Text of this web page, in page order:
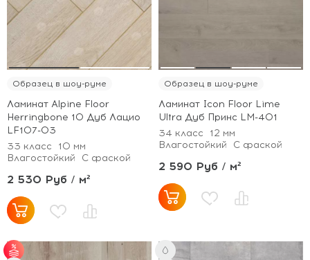
Образец в шоу-руме
Ламинат Alpine Floor
Herringbone 10 Дуб Лацио
LF107-03
33 класс
10 мм
Влагостойкий
С фаской
2 530 Руб / м²
Образец в шоу-руме
Ламинат Icon Floor Lime
Ultra Дуб Принс LM-401
34 класс
12 мм
Влагостойкий
С фаской
2 590 Руб / м²